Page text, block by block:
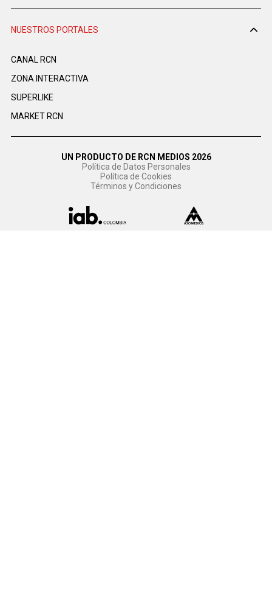
NUESTROS PORTALES
CANAL RCN
ZONA INTERACTIVA
SUPERLIKE
MARKET RCN
UN PRODUCTO DE RCN MEDIOS 2026
Política de Datos Personales
Política de Cookies
Términos y Condiciones